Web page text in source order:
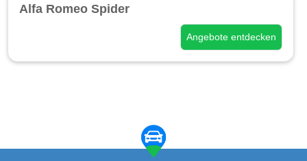
Alfa Romeo Spider
Angebote entdecken